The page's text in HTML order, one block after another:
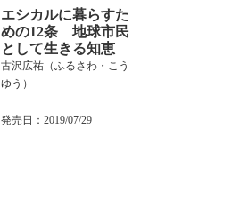
エシカルに暮らすた
めの12条 地球市民
として生きる知恵
古沢広祐（ふるさわ・こう
ゆう）
発売日：2019/07/29